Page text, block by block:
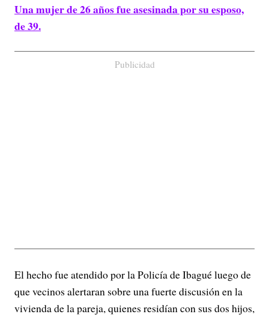
Una mujer de 26 años fue asesinada por su esposo,
de 39.
Publicidad
El hecho fue atendido por la Policía de Ibagué luego de
que vecinos alertaran sobre una fuerte discusión en la
vivienda de la pareja, quienes residían con sus dos hijos,